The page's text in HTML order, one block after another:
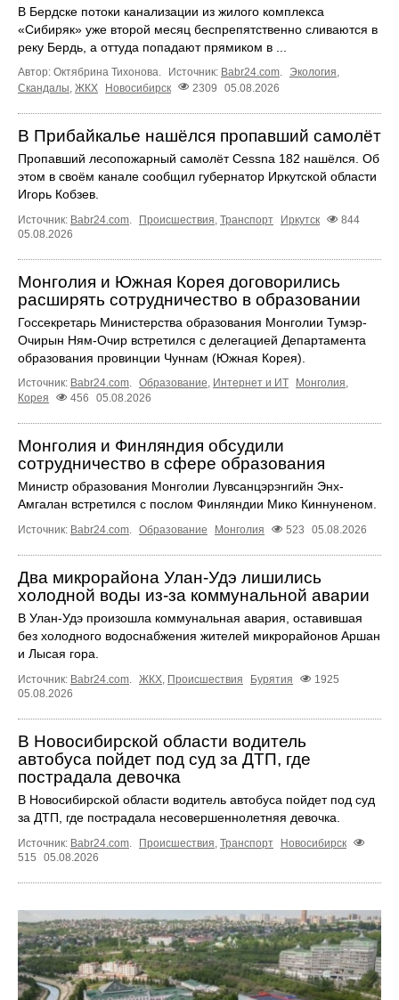
В Бердске потоки канализации из жилого комплекса
«Сибиряк» уже второй месяц беспрепятственно сливаются в
реку Бердь, а оттуда попадают прямиком в ...
Автор: Октябрина Тихонова. Источник: Babr24.com. Экология,
Скандалы ЖКХ Новосибирск 2309 05.08.2026
В Прибайкалье нашёлся пропавший самолёт
Пропавший лесопожарный самолёт Cessna 182 нашёлся. Об
этом в своём канале сообщил губернатор Иркутской области
Игорь Кобзев.
Источник: Babr24.com Происшествия Транспорт Иркутск
844
05.08.2026
Монголия и Южная Корея договорились
расширять сотрудничество в образовании
Госсекретарь Министерства образования Монголии Тумэр-
Очирын Ням-Очир встретился с делегацией Департамента
образования провинции Чуннам (Южная Корея).
Источник: Babr24.com Образование Интернет и ИТ Монголия
Корея
456 05.08.2026
Монголия и Финляндия обсудили
сотрудничество в сфере образования
Министр образования Монголии Лувсанцэрэнгийн Энх-
Амгалан встретился с послом Финляндии Мико Киннуненом.
Источник: Babr24.com. Образование Монголия 523 05.08.2026
Два микрорайона Улан-Удэ лишились
холодной воды из-за коммунальной аварии
В Улан-Удэ произошла коммунальная авария, оставившая
без холодного водоснабжения жителей микрорайонов Аршан
и Лысая гора.
Источник: Babr24.com. ЖКХ, Происшествия Бурятия
1925
05.08.2026
В Новосибирской области водитель
автобуса пойдет под суд за ДТП, где
пострадала девочка
В Новосибирской области водитель автобуса пойдет под суд
за ДТП, где пострадала несовершеннолетняя девочка.
Источник: Babr24.com. Происшествия, Транспорт
Новосибирск
515
05.08.2026